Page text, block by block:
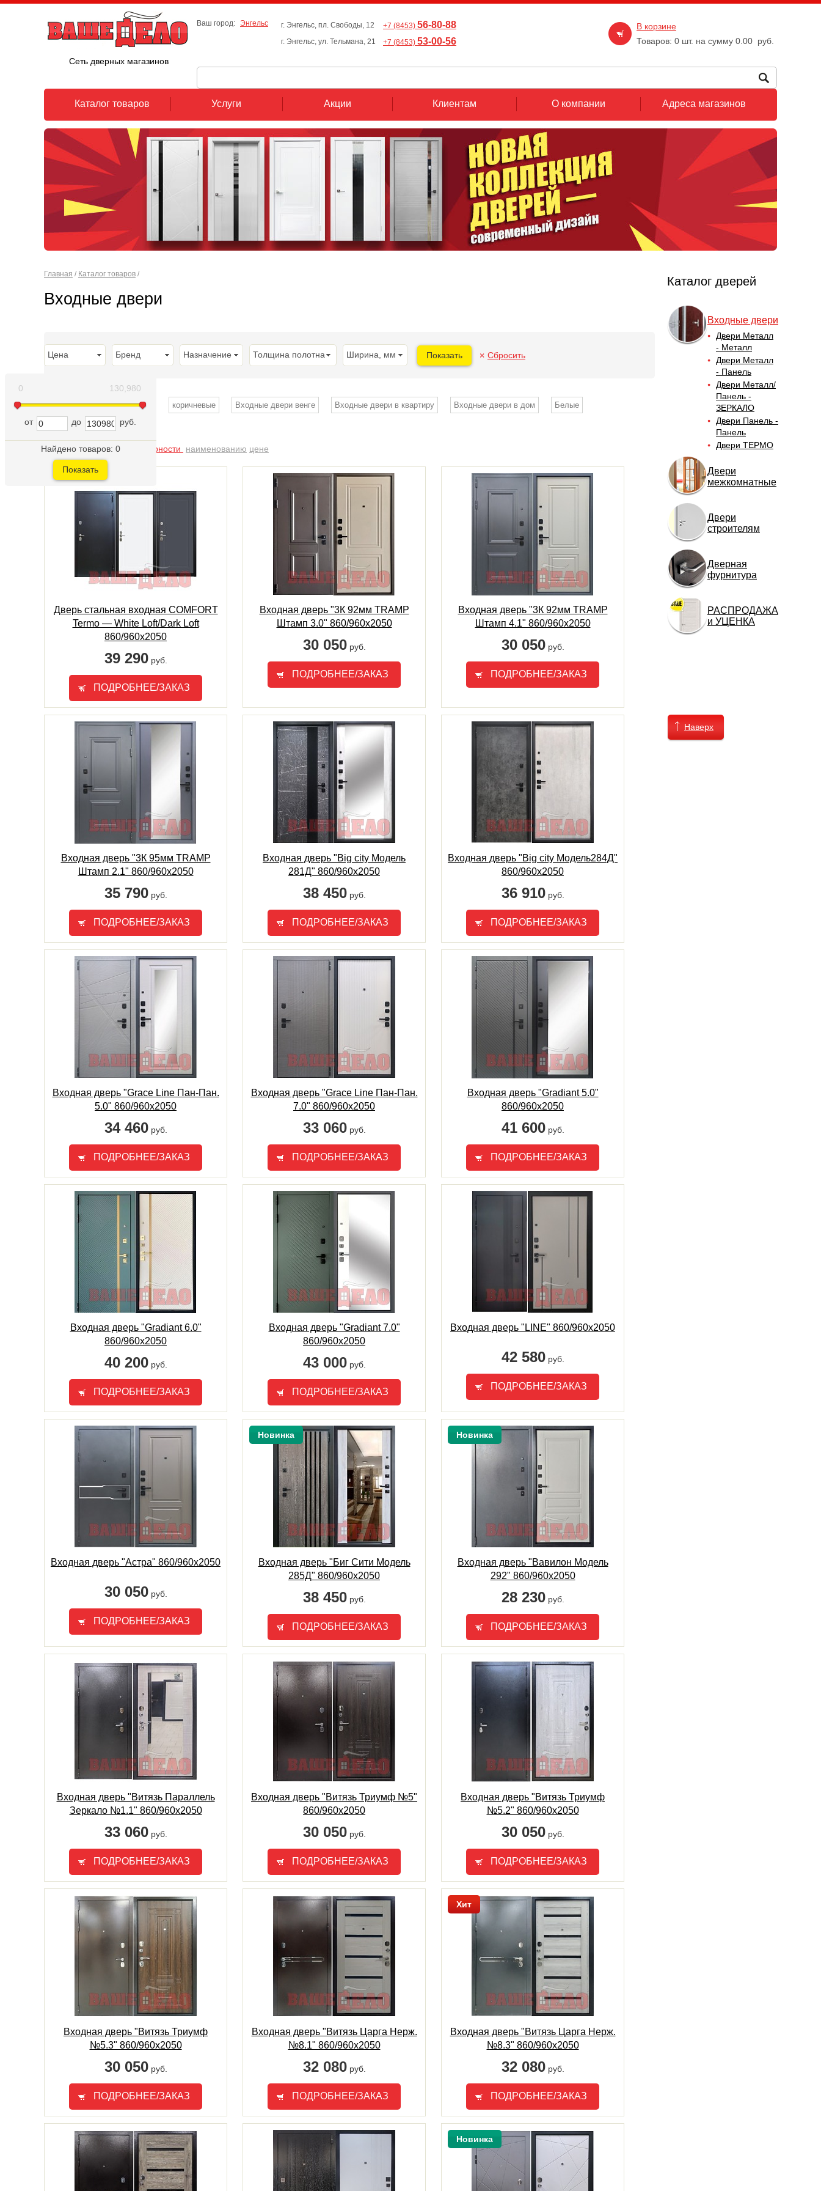
Главная / Каталог товаров /
Входные двери
Цена
0 130,980
от до руб.
Найдено товаров: 0
Показать
Бренд Назначение Толщина полотна Ширина, мм Показать Сбросить
Часто ищут с зеркалом коричневые Входные двери венге Входные двери в квартиру Входные двери в дом Белые
Сортировать по: по популярности наименованию цене
Дверь стальная входная COMFORT
Termo — White Loft/Dark Loft
860/960х2050
39 290руб.
ПОДРОБНЕЕ/ЗАКАЗ
Входная дверь "3К 92мм TRAMP
Штамп 3.0" 860/960х2050
30 050руб.
ПОДРОБНЕЕ/ЗАКАЗ
Входная дверь "3К 92мм TRAMP
Штамп 4.1" 860/960х2050
30 050руб.
ПОДРОБНЕЕ/ЗАКАЗ
Входная дверь "3К 95мм TRAMP
Штамп 2.1" 860/960х2050
35 790руб.
ПОДРОБНЕЕ/ЗАКАЗ
Входная дверь "Big city Модель
281Д" 860/960х2050
38 450руб.
ПОДРОБНЕЕ/ЗАКАЗ
Входная дверь "Big city Модель284Д"
860/960х2050
36 910руб.
ПОДРОБНЕЕ/ЗАКАЗ
Входная дверь "Grace Line Пан-Пан.
5.0" 860/960х2050
34 460руб.
ПОДРОБНЕЕ/ЗАКАЗ
Входная дверь "Grace Line Пан-Пан.
7.0" 860/960х2050
33 060руб.
ПОДРОБНЕЕ/ЗАКАЗ
Входная дверь "Gradiant 5.0"
860/960х2050
41 600руб.
ПОДРОБНЕЕ/ЗАКАЗ
Входная дверь "Gradiant 6.0"
860/960х2050
40 200руб.
ПОДРОБНЕЕ/ЗАКАЗ
Входная дверь "Gradiant 7.0"
860/960х2050
43 000руб.
ПОДРОБНЕЕ/ЗАКАЗ
Входная дверь "LINE" 860/960х2050
42 580руб.
ПОДРОБНЕЕ/ЗАКАЗ
Входная дверь "Астра" 860/960х2050
30 050руб.
ПОДРОБНЕЕ/ЗАКАЗ
Новинка
Входная дверь "Биг Сити Модель
285Д" 860/960х2050
38 450руб.
ПОДРОБНЕЕ/ЗАКАЗ
Новинка
Входная дверь "Вавилон Модель
292" 860/960х2050
28 230руб.
ПОДРОБНЕЕ/ЗАКАЗ
Входная дверь "Витязь Параллель
Зеркало №1.1" 860/960х2050
33 060руб.
ПОДРОБНЕЕ/ЗАКАЗ
Входная дверь "Витязь Триумф №5"
860/960х2050
30 050руб.
ПОДРОБНЕЕ/ЗАКАЗ
Входная дверь "Витязь Триумф
№5.2" 860/960х2050
30 050руб.
ПОДРОБНЕЕ/ЗАКАЗ
Входная дверь "Витязь Триумф
№5.3" 860/960х2050
30 050руб.
ПОДРОБНЕЕ/ЗАКАЗ
Входная дверь "Витязь Царга Нерж.
№8.1" 860/960х2050
32 080руб.
ПОДРОБНЕЕ/ЗАКАЗ
Хит
Входная дверь "Витязь Царга Нерж.
№8.3" 860/960х2050
32 080руб.
ПОДРОБНЕЕ/ЗАКАЗ
Новинка
Каталог дверей
Входные двери
Двери Металл
- Металл
Двери Металл
- Панель
Двери Металл/
Панель -
ЗЕРКАЛО
Двери Панель -
Панель
Двери ТЕРМО
Двери
межкомнатные
Двери
строителям
Дверная
фурнитура
РАСПРОДАЖА
и УЦЕНКА
Наверх
Сеть дверных магазинов
Ваш город: Энгельс г. Энгельс, пл. Свободы, 12 +7 (8453) 56-80-88
г. Энгельс, ул. Тельмана, 21 +7 (8453) 53-00-56
В корзине
Товаров: 0 шт. на сумму 0.00 руб.
Каталог товаров Услуги Акции Клиентам О компании Адреса магазинов